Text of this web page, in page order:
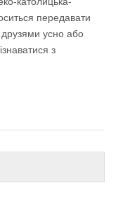
передавати
усно або
з